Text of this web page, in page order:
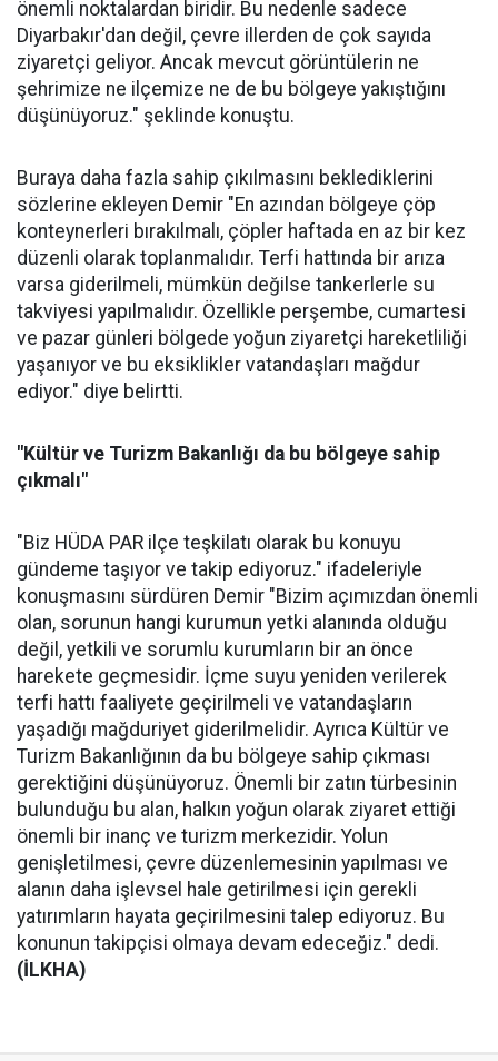
önemli noktalardan biridir. Bu nedenle sadece
Diyarbakır'dan değil, çevre illerden de çok sayıda
ziyaretçi geliyor. Ancak mevcut görüntülerin ne
şehrimize ne ilçemize ne de bu bölgeye yakıştığını
düşünüyoruz." şeklinde konuştu.
Buraya daha fazla sahip çıkılmasını beklediklerini
sözlerine ekleyen Demir "En azından bölgeye çöp
konteynerleri bırakılmalı, çöpler haftada en az bir kez
düzenli olarak toplanmalıdır. Terfi hattında bir arıza
varsa giderilmeli, mümkün değilse tankerlerle su
takviyesi yapılmalıdır. Özellikle perşembe, cumartesi
ve pazar günleri bölgede yoğun ziyaretçi hareketliliği
yaşanıyor ve bu eksiklikler vatandaşları mağdur
ediyor." diye belirtti.
"Kültür ve Turizm Bakanlığı da bu bölgeye sahip
çıkmalı"
"Biz HÜDA PAR ilçe teşkilatı olarak bu konuyu
gündeme taşıyor ve takip ediyoruz." ifadeleriyle
konuşmasını sürdüren Demir "Bizim açımızdan önemli
olan, sorunun hangi kurumun yetki alanında olduğu
değil, yetkili ve sorumlu kurumların bir an önce
harekete geçmesidir. İçme suyu yeniden verilerek
terfi hattı faaliyete geçirilmeli ve vatandaşların
yaşadığı mağduriyet giderilmelidir. Ayrıca Kültür ve
Turizm Bakanlığının da bu bölgeye sahip çıkması
gerektiğini düşünüyoruz. Önemli bir zatın türbesinin
bulunduğu bu alan, halkın yoğun olarak ziyaret ettiği
önemli bir inanç ve turizm merkezidir. Yolun
genişletilmesi, çevre düzenlemesinin yapılması ve
alanın daha işlevsel hale getirilmesi için gerekli
yatırımların hayata geçirilmesini talep ediyoruz. Bu
konunun takipçisi olmaya devam edeceğiz." dedi.
(İLKHA)